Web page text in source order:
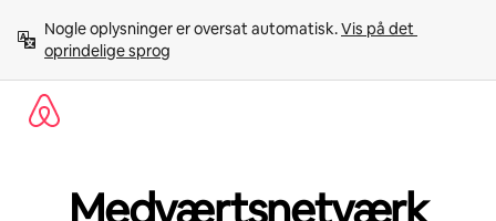
videre
indhold
Nogle oplysninger er oversat automatisk. Vis på det
oprindelige sprog